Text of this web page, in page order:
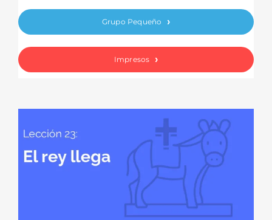
Grupo Pequeño
Impresos